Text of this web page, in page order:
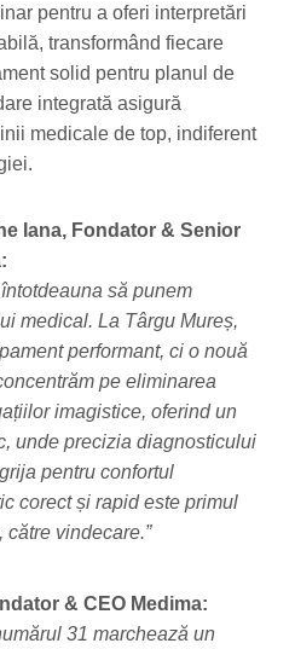
pentru a oferi interpretări
transformând fiecare
solid pentru planul de
integrată asigură
medicale de top, indiferent
Iana, Fondator & Senior
să punem
medical. La Târgu Mureș,
performant, ci o nouă
pe eliminarea
imagistice, oferind un
unde precizia diagnosticului
pentru confortul
corect și rapid este primul
vindecare.”
& CEO Medima:
31 marchează un